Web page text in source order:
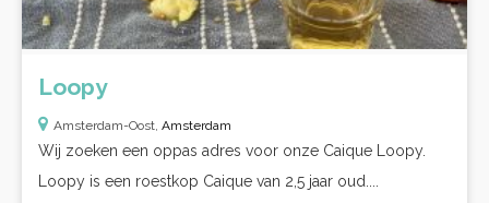
Loopy
Amsterdam-Oost, Amsterdam
Wij zoeken een oppas adres voor onze Caique Loopy.
Loopy is een roestkop Caique van 2,5 jaar oud....